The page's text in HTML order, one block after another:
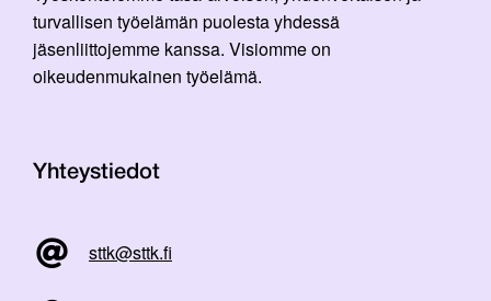
turvallisen työelämän puolesta yhdessä
jäsenliittojemme kanssa. Visiomme on
oikeudenmukainen työelämä.
Yhteystiedot
sttk@sttk.fi